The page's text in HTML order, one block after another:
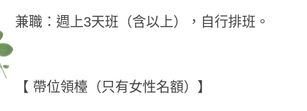
兼職：週上3天班（含以上），自行排班。
【 帶位領檯（只有女性名額）】